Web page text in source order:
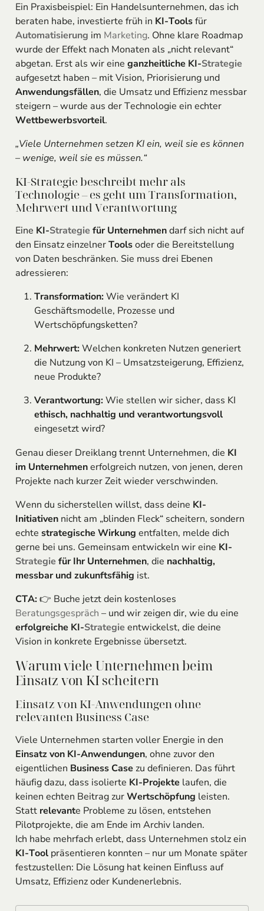
Ein Praxisbeispiel: Ein Handelsunternehmen, das ich
beraten habe, investierte früh in KI-Toolsfür
Automatisierung im Marketing. Ohne klare Roadmap
wurde der Effekt nach Monaten als „nicht relevant“
abgetan. Erst als wir eine ganzheitliche KI-Strategie
aufgesetzt haben – mit Vision, Priorisierung und
Anwendungsfällen, die Umsatz und Effizienz messbar
steigern – wurde aus der Technologie ein echter
Wettbewerbsvorteil.
„Viele Unternehmen setzen KI ein, weil sie es können
– wenige, weil sie es müssen.“
KI-Strategie beschreibt mehr als
Technologie – es geht um Transformation,
Mehrwert und Verantwortung
Eine KI-Strategie für Unternehmendarf sich nicht auf
den Einsatz einzelnerToolsoder die Bereitstellung
von Daten beschränken. Sie muss drei Ebenen
adressieren:
Transformation:Wie verändert KI
Geschäftsmodelle, Prozesse und
Wertschöpfungsketten?
Mehrwert:Welchen konkreten Nutzen generiert
die Nutzung von KI – Umsatzsteigerung, Effizienz,
neue Produkte?
Verantwortung:Wie stellen wir sicher, dass KI
ethisch, nachhaltig und verantwortungsvoll
eingesetzt wird?
Genau dieser Dreiklang trennt Unternehmen, die KI
im Unternehmenerfolgreich nutzen, von jenen, deren
Projekte nach kurzer Zeit wieder verschwinden.
Wenn du sicherstellen willst, dass deine KI-
Initiativennicht am „blinden Fleck“ scheitern, sondern
echte strategische Wirkung entfalten, melde dich
gerne bei uns. Gemeinsam entwickeln wir eine KI-
Strategie für Ihr Unternehmen, die nachhaltig,
messbar und zukunftsfähig ist.
CTA:👉 Buche jetzt dein kostenloses
Beratungsgespräch – und wir zeigen dir, wie du eine
erfolgreiche KI-Strategie entwickelst, die deine
Vision in konkrete Ergebnisse übersetzt.
Warum viele Unternehmen beim
Einsatz von KI scheitern
Einsatz von KI-Anwendungen ohne
relevanten Business Case
Viele Unternehmen starten voller Energie in den
Einsatz von KI-Anwendungen, ohne zuvor den
eigentlichen Business Casezu definieren. Das führt
häufig dazu, dass isolierte KI-Projektelaufen, die
keinen echten Beitrag zurWertschöpfung leisten.
Statt relevante Probleme zu lösen, entstehen
Pilotprojekte, die am Ende im Archiv landen.
Ich habe mehrfach erlebt, dass Unternehmen stolz ein
KI-Toolpräsentieren konnten – nur um Monate später
festzustellen: Die Lösung hat keinen Einfluss auf
Umsatz, Effizienz oder Kundenerlebnis.